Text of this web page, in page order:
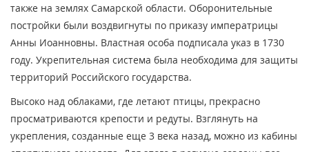
также на землях Самарской области. Оборонительные
постройки были воздвигнуты по приказу императрицы
Анны Иоанновны. Властная особа подписала указ в 1730
году. Укрепительная система была необходима для защиты
территорий Российского государства.
Высоко над облаками, где летают птицы, прекрасно
просматриваются крепости и редуты. Взглянуть на
укрепления, созданные еще 3 века назад, можно из кабины